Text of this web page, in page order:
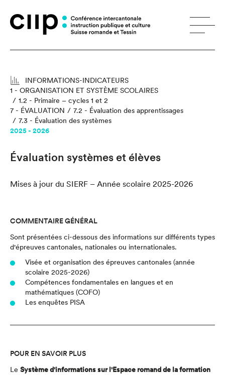
INFORMATIONS-INDICATEURS
1 - ORGANISATION ET SYSTÈME SCOLAIRES
1.2 - Primaire – cycles 1 et 2
7 - ÉVALUATION
7.2 - Évaluation des apprentissages
7.3 - Évaluation des systèmes
2025 - 2026
Évaluation systèmes et élèves
Mises à jour du SIERF – Année scolaire 2025-2026
COMMENTAIRE GÉNÉRAL
Sont présentées ci-dessous des informations sur différents types
d'épreuves cantonales, nationales ou internationales.
Visée et organisation des épreuves cantonales (année
scolaire 2025-2026)
Compétences fondamentales en langues et en
mathématiques (COFO)
Les enquêtes PISA
POUR EN SAVOIR PLUS
Le Système d'informations sur l'Espace romand de la formation